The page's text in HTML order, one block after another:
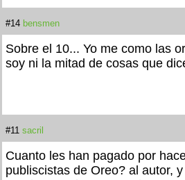
#14 bensmen
Sobre el 10... Yo me como las
soy ni la mitad de cosas que
#11 sacril
Cuanto les han pagado por
publiscistas de Oreo? al autor,